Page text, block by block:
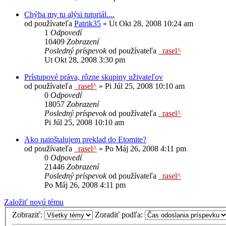
Chýba my tu alýsi tutoriál....
od používateľa Patrik35 » Ut Okt 28, 2008 10:24 am
1 Odpovedí
10409 Zobrazení
Posledný príspevokod používateľa
_rasel^
Ut Okt 28, 2008 3:30 pm
Prístupové práva, rôzne skupiny uživateľov
od používateľa
_rasel^ » Pi Júl 25, 2008 10:10 am
0 Odpovedí
18057 Zobrazení
Posledný príspevokod používateľa
_rasel^
Pi Júl 25, 2008 10:10 am
Ako nainštalujem preklad do Etomite?
od používateľa
_rasel^ » Po Máj 26, 2008 4:11 pm
0 Odpovedí
21446 Zobrazení
Posledný príspevokod používateľa
_rasel^
Po Máj 26, 2008 4:11 pm
Založiť novú tému
Zobraziť:
Zoradiť podľa: